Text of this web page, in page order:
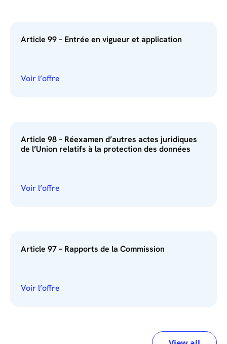
Article 99 – Entrée en vigueur et application
Voir l’offre
Article 98 – Réexamen d’autres actes juridiques
de l’Union relatifs à la protection des données
Voir l’offre
Article 97 – Rapports de la Commission
Voir l’offre